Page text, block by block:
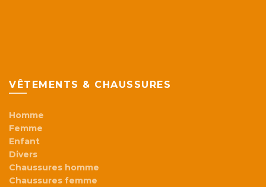
VÊTEMENTS & CHAUSSURES
Homme
Femme
Enfant
Divers
Chaussures homme
Chaussures femme